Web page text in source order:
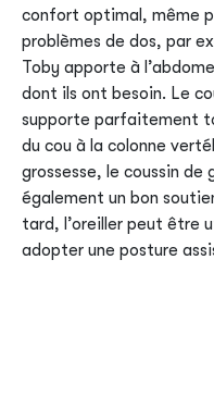
confort optimal, même
problèmes de dos, par
Toby apporte à
dont ils ont besoin. Le
supporte parfaitement
du cou à la colonne
grossesse, le coussin de
également un bon
tard, l’oreiller peut être
adopter une posture